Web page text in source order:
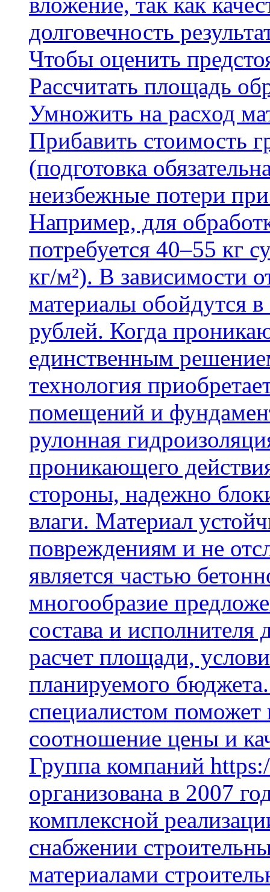
долговечность
Чтобы оценить
Рассчитать площадь
Умножить на расход
Прибавить стоимость
(подготовка
неизбежные потери
Например, для
потребуется 40–55 кг
кг/м²). В зависимости
материалы обойдутся
рублей. Когда
единственным
технология
помещений и
рулонная
проникающего
стороны, надежно
влаги. Материал
повреждениям и не
является частью
многообразие
состава и
расчет площади,
планируемого
специалистом поможет
соотношение цены и
Группа компаний
организована в 2007
комплексной
снабжении
материалами